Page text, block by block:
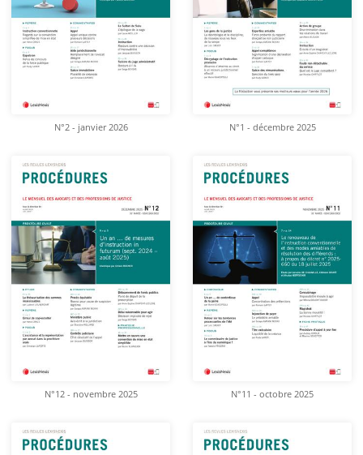
N°2 - janvier 2026 N°1 - décembre 2025
N°12 - novembre 2025 N°11 - octobre 2025